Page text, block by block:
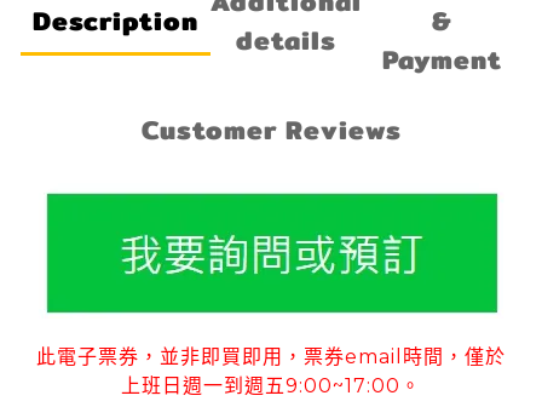
Description
details
&
Payment
Customer Reviews
此電子票券 ， 並非即買即用 ， 票券email 時間 ， 僅於
上班日週一到週五9:00~17:00 。